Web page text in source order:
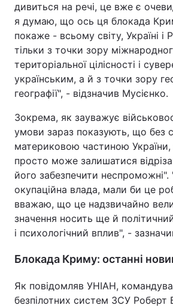
дивиться на речі, це вже є
я думаю, що ось ця блокада
покаже - всьому світу, Україні і
тільки з точки зору
територіальної цілісності і
українським, а й з точки зору
географії", - відзначив Мусієнко.
Зокрема, як зауважує
умови зараз показують, що без
материковою частиною України,
просто може залишатися
його забезпечити
окупаційна влада, мали би це
вважаю, що це надзвичайно
значення носить ще й
і психологічний вплив", -
Блокада Криму: останні
Як повідомляв УНІАН,
безпілотних систем ЗСУ Роберт